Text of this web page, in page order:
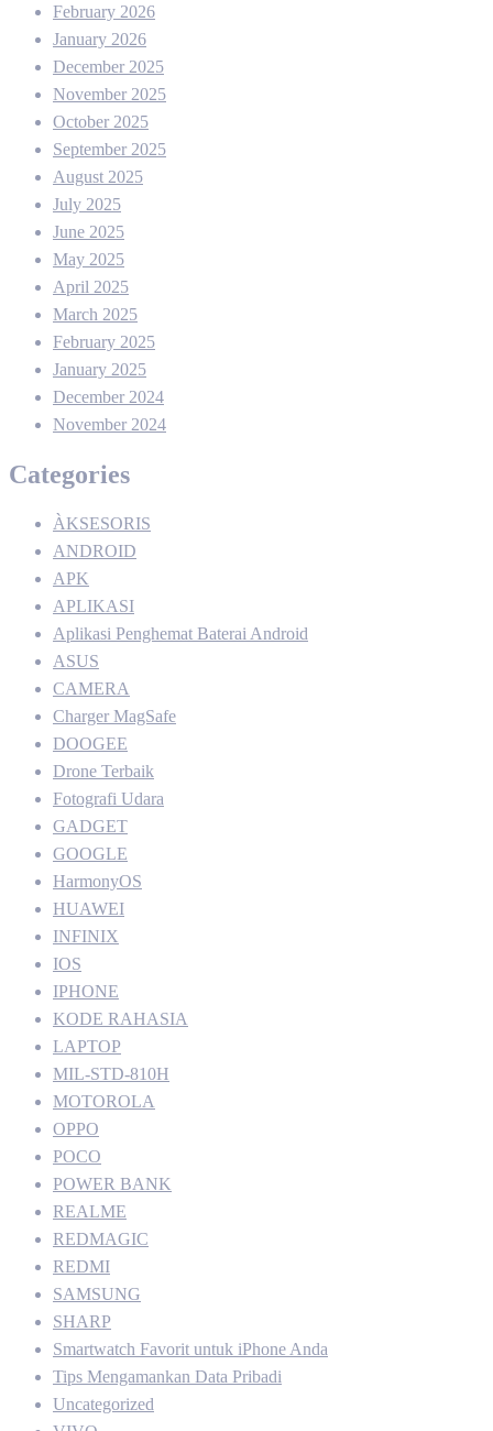
February 2026
January 2026
December 2025
November 2025
October 2025
September 2025
August 2025
July 2025
June 2025
May 2025
April 2025
March 2025
February 2025
January 2025
December 2024
November 2024
Categories
ÀKSESORIS
ANDROID
APK
APLIKASI
Aplikasi Penghemat Baterai Android
ASUS
CAMERA
Charger MagSafe
DOOGEE
Drone Terbaik
Fotografi Udara
GADGET
GOOGLE
HarmonyOS
HUAWEI
INFINIX
IOS
IPHONE
KODE RAHASIA
LAPTOP
MIL-STD-810H
MOTOROLA
OPPO
POCO
POWER BANK
REALME
REDMAGIC
REDMI
SAMSUNG
SHARP
Smartwatch Favorit untuk iPhone Anda
Tips Mengamankan Data Pribadi
Uncategorized